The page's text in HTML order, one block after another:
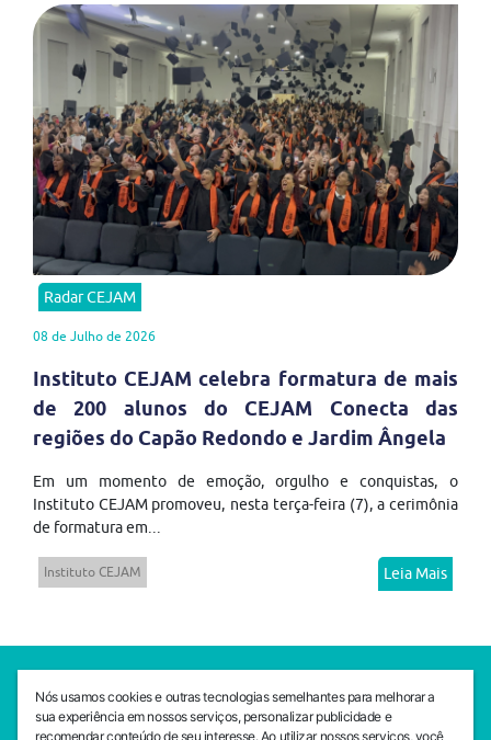
Radar CEJAM
08 de Julho de 2026
Instituto CEJAM celebra formatura de mais
de 200 alunos do CEJAM Conecta das
regiões do Capão Redondo e Jardim Ângela
Em um momento de emoção, orgulho e conquistas, o
Instituto CEJAM promoveu, nesta terça-feira (7), a cerimônia
de formatura em...
Instituto CEJAM Leia Mais
SEDE CEJAM
Av. da Liberdade, 765, Liberdade, São Paulo, 01503-001
(11) 3469 - 1818
Nós usamos cookies e outras tecnologias semelhantes para melhorar a
sua experiência em nossos serviços, personalizar publicidade e
recomendar conteúdo de seu interesse. Ao utilizar nossos serviços, você